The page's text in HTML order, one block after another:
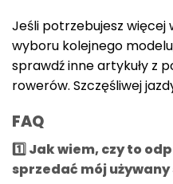
Jeśli potrzebujesz
wyboru kolejnego
sprawdź inne artykuły z
rowerów. Szczęśliwej
FAQ
1️⃣ Jak wiem, czy to
sprzedać mój